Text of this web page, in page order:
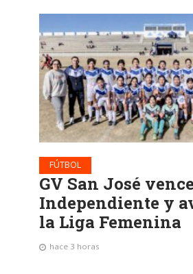
FÚTBOL
GV San José
Independiente y
la Liga Femenina
hace 3 horas